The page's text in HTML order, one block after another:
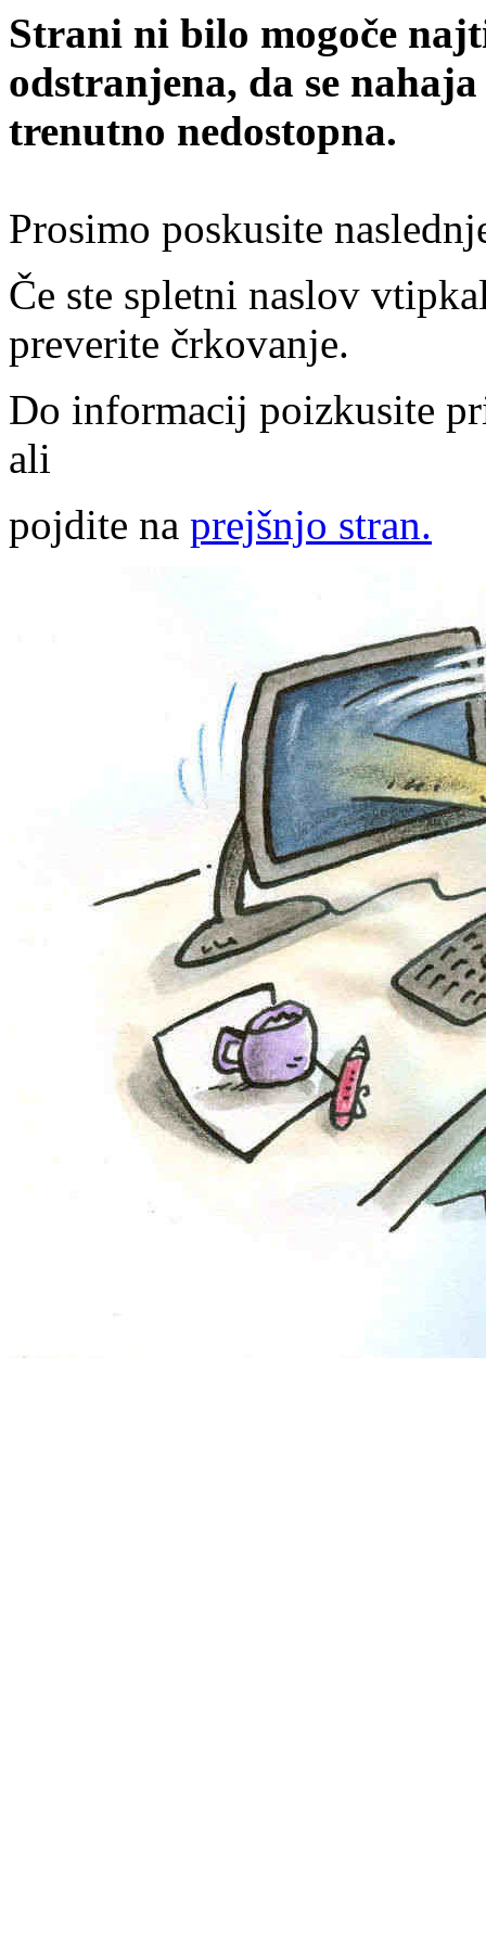
Strani ni bilo mogoče
odstranjena, da se
trenutno nedostopna.
Prosimo poskusite
Če ste spletni naslov
preverite črkovanje.
Do informacij poizkusite
ali
pojdite na prejšnjo stran.